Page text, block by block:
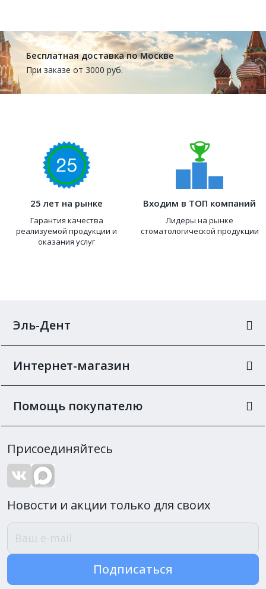
Бесплатная доставка по Москве
При заказе от 3000 руб.
25 лет на рынке
Гарантия качества
реализуемой продукции и
оказания услуг
Входим в ТОП компаний
Лидеры на рынке
стоматологической продукции
Эль-Дент
Интернет-магазин
Помощь покупателю
Присоединяйтесь
Новости и акции только для своих
Подписаться